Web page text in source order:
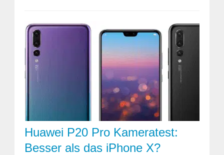
Huawei P20 Pro Kameratest:
Besser als das iPhone X?